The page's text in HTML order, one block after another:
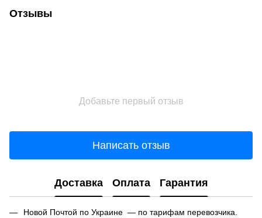
Отзывы
Добавьте первый отзыв
Написать отзыв
Доставка Оплата Гарантия
Новой Почтой по Украине — по тарифам перевозчика.